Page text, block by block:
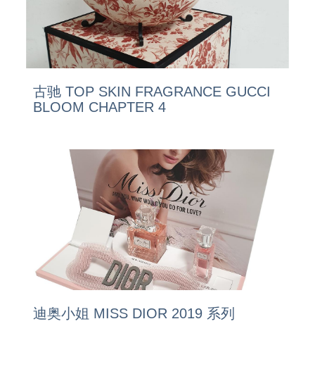
古驰 TOP SKIN FRAGRANCE GUCCI
BLOOM CHAPTER 4
迪奥小姐 MISS DIOR 2019 系列